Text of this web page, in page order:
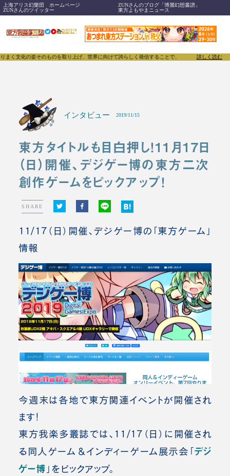
上海アリス幻樂団 ホームページ
ZUNさんのブログ「博麗幻想書譜」
ZUNさんのツイッター
東方よもやまニュース
のを取り上げ、世界に向けて誇らしく発信することで、東方Projectのみならず「同人文化」
詳しく読む
インタビュー 2019/11/15
東方タイトルも目白押し！11月17日
（日）開催、デジゲー博の東方二次
創作ゲームをピックアップ！
SHARE
11/17（日）開催、デジゲー博の「東方ゲーム」
情報
今週末は各地で東方関連イベントが開催され
ます！
東方我楽多叢誌では、11/17（日）に開催され
る同人ゲーム＆インディーゲーム展示会「デジ
ゲー博 」をピックアップ。